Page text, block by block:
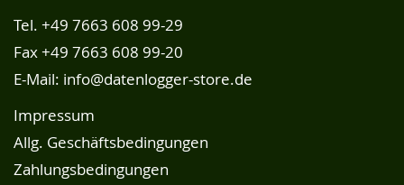
Tel. +49 7663 608 99-29
Fax +49 7663 608 99-20
E-Mail: info@datenlogger-store.de
Impressum
Allg. Geschäftsbedingungen
Zahlungsbedingungen